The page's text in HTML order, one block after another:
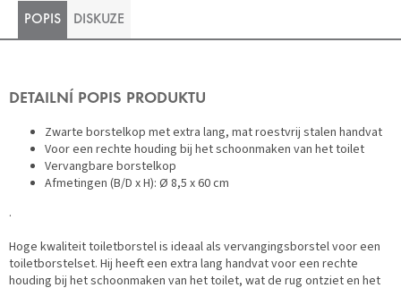
POPIS DISKUZE
DETAILNÍ POPIS PRODUKTU
Zwarte borstelkop met extra lang, mat roestvrij stalen handvat
Voor een rechte houding bij het schoonmaken van het toilet
Vervangbare borstelkop
Afmetingen (B/D x H): Ø 8,5 x 60 cm
.
Hoge kwaliteit toiletborstel is ideaal als vervangingsborstel voor een
toiletborstelset. Hij heeft een extra lang handvat voor een rechte
houding bij het schoonmaken van het toilet, wat de rug ontziet en het